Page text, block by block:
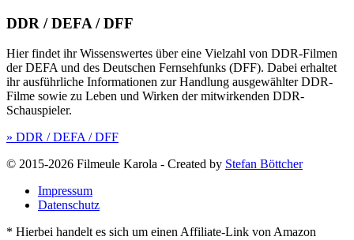
DDR / DEFA / DFF
Hier findet ihr Wissenswertes über eine Vielzahl von DDR-Filmen
der DEFA und des Deutschen Fernsehfunks (DFF). Dabei erhaltet
ihr ausführliche Informationen zur Handlung ausgewählter DDR-
Filme sowie zu Leben und Wirken der mitwirkenden DDR-
Schauspieler.
» DDR / DEFA / DFF
© 2015-2026 Filmeule Karola - Created by Stefan Böttcher
Impressum
Datenschutz
* Hierbei handelt es sich um einen Affiliate-Link von Amazon